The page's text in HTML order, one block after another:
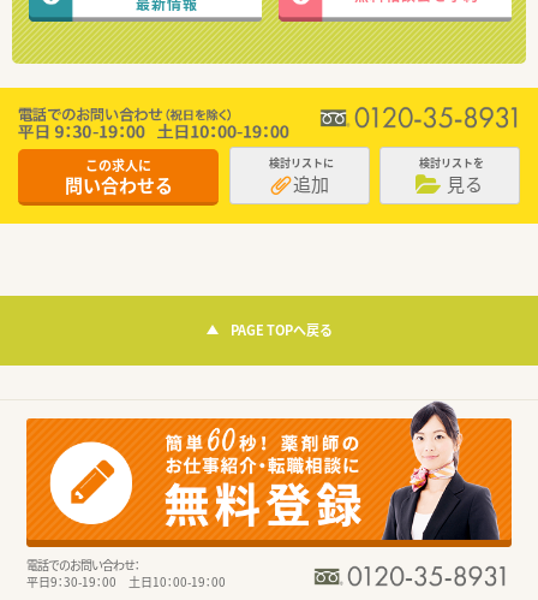
この求人に
問い合わせる
検討リストに
追加
検討リストを
見る
PAGE TOPへ戻る
電話でのお問い合わせ：
平日9：30-19：00 土日10：00-19：00